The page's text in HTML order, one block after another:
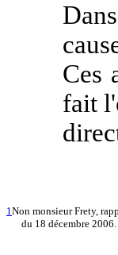
Ces
fait
1Non monsieur Frety,
du 18 décembre 2006.